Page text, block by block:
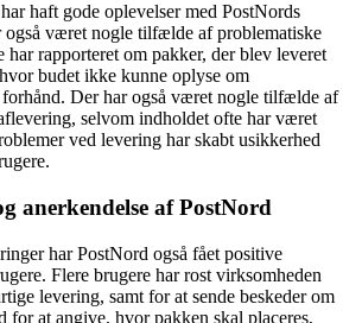
haft gode oplevelser med PostNords
også været nogle tilfælde af problematiske
har rapporteret om pakker, der blev leveret
budet ikke kunne oplyse om
Der har også været nogle tilfælde af
selvom indholdet ofte har været
ved levering har skabt usikkerhed
anerkendelse af PostNord
har PostNord også fået positive
Flere brugere har rost virksomheden
levering, samt for at sende beskeder om
for at angive, hvor pakken skal placeres,